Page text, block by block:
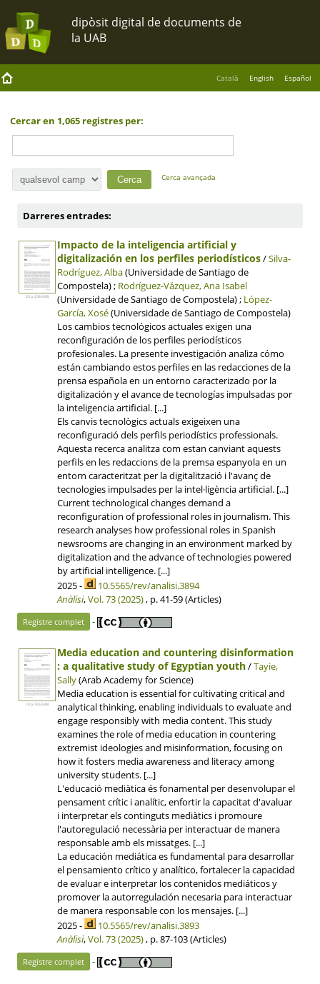
Català English Español
Cercar en 1,065 registres per:
Cerca avançada
Darreres entrades:
20 p, 238.4 KB
Impacto de la inteligencia artificial y
digitalización en los perfiles periodísticos/Silva-
Rodríguez, Alba(Universidade de Santiago de
Compostela) ; Rodríguez-Vázquez, Ana Isabel
(Universidade de Santiago de Compostela) ; López-
García, Xosé(Universidade de Santiago de Compostela)
Los cambios tecnológicos actuales exigen una
reconfiguración de los perfiles periodísticos
profesionales. La presente investigación analiza cómo
están cambiando estos perfiles en las redacciones de la
prensa española en un entorno caracterizado por la
digitalización y el avance de tecnologías impulsadas por
la inteligencia artificial. [...]
Els canvis tecnològics actuals exigeixen una
reconfiguració dels perfils periodístics professionals.
Aquesta recerca analitza com estan canviant aquests
perfils en les redaccions de la premsa espanyola en un
entorn caracteritzat per la digitalització i l'avanç de
tecnologies impulsades per la intel·ligència artificial. [...]
Current technological changes demand a
reconfiguration of professional roles in journalism. This
research analyses how professional roles in Spanish
newsrooms are changing in an environment marked by
digitalization and the advance of technologies powered
by artificial intelligence. [...]
2025 -
10.5565/rev/analisi.3894
Anàlisi,Vol. 73 (2025), p. 41-59 (Articles)
Registre complet -
18 p, 165.5 KB
Media education and countering disinformation
: a qualitative study of Egyptian youth/Tayie,
Sally(Arab Academy for Science)
Media education is essential for cultivating critical and
analytical thinking, enabling individuals to evaluate and
engage responsibly with media content. This study
examines the role of media education in countering
extremist ideologies and misinformation, focusing on
how it fosters media awareness and literacy among
university students. [...]
L'educació mediàtica és fonamental per desenvolupar el
pensament crític i analític, enfortir la capacitat d'avaluar
i interpretar els continguts mediàtics i promoure
l'autoregulació necessària per interactuar de manera
responsable amb els missatges. [...]
La educación mediática es fundamental para desarrollar
el pensamiento crítico y analítico, fortalecer la capacidad
de evaluar e interpretar los contenidos mediáticos y
promover la autorregulación necesaria para interactuar
de manera responsable con los mensajes. [...]
2025 -
10.5565/rev/analisi.3893
Anàlisi,Vol. 73 (2025), p. 87-103 (Articles)
Registre complet -